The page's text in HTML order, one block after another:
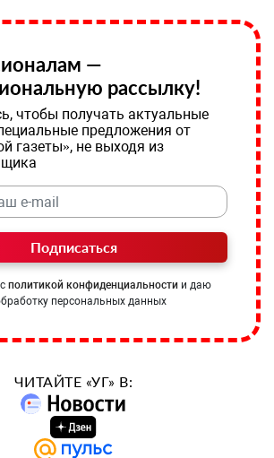
—
рассылку!
чтобы получать актуальные
предложения от
газеты», не выходя из
Подписаться
политикой конфиденциальности и даю
персональных данных
ЧИТАЙТЕ «УГ» В: